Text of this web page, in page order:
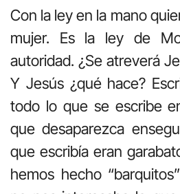
Con la ley en la mano
mujer. Es la ley de
autoridad. ¿Se atreverá
Y Jesús ¿qué hace?
todo lo que se escribe
que desaparezca
que escribía eran
hemos hecho